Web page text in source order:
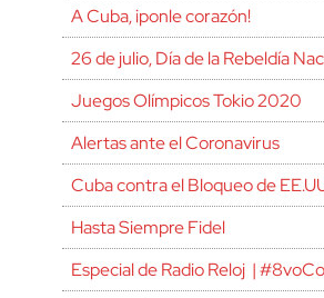
A Cuba, ¡ponle corazón!
26 de julio, Día de la Rebeldía
Juegos Olímpicos Tokio 2020
Alertas ante el Coronavirus
Cuba contra el Bloqueo de
Hasta Siempre Fidel
Especial de Radio Reloj |